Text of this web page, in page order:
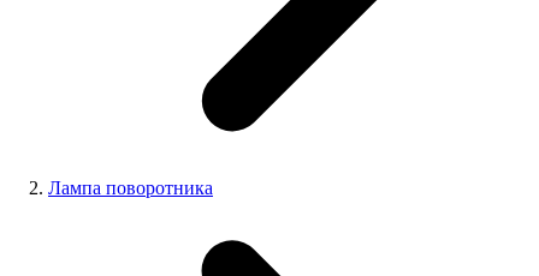
Лампа поворотника